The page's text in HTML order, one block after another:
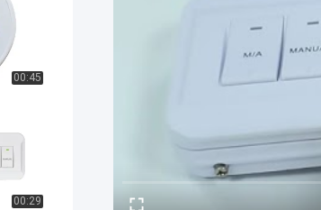
00:45
00:29